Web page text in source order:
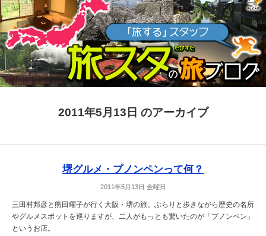
2011年5月13日 のアーカイブ
堺グルメ・プノンペンって何？
2011年5月13日 金曜日
三田村邦彦と熊田曜子が行く大阪・堺の旅。ぶらりと歩きながら歴史の名所
やグルメスポットを巡りますが、二人がもっとも驚いたのが「プノンペン」
というお店。